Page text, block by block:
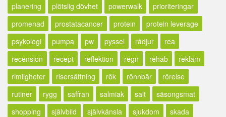
planering
plötslig dövhet powerwalk
prioriteringar
promenad
prostatacancer protein
protein leverage
psykologi
pumpa pw pyssel rådjur
rea
recension
recept reflektion regn rehab
reklam
rimligheter
risersättning rök rönnbär
rörelse
rutiner
rygg saffran salmiak salt
säsongsmat
shopping
självbild självkänsla sjukdom
skada